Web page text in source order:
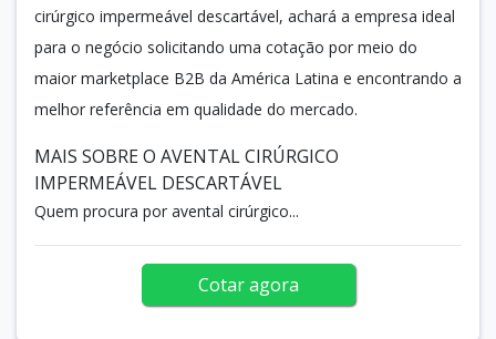
cirúrgico impermeável descartável, achará a empresa ideal
para o negócio solicitando uma cotação por meio do
maior marketplace B2B da América Latina e encontrando a
melhor referência em qualidade do mercado.
MAIS SOBRE O AVENTAL CIRÚRGICO
IMPERMEÁVEL DESCARTÁVEL
Quem procura por avental cirúrgico...
Cotar agora